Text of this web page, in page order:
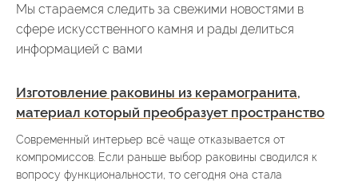
Мы стараемся следить за свежими новостями в
сфере искусственного камня и рады делиться
информацией с вами
Изготовление раковины из керамогранита,
материал который преобразует пространство
Современный интерьер всё чаще отказывается от
компромиссов. Если раньше выбор раковины сводился к
вопросу функциональности, то сегодня она стала